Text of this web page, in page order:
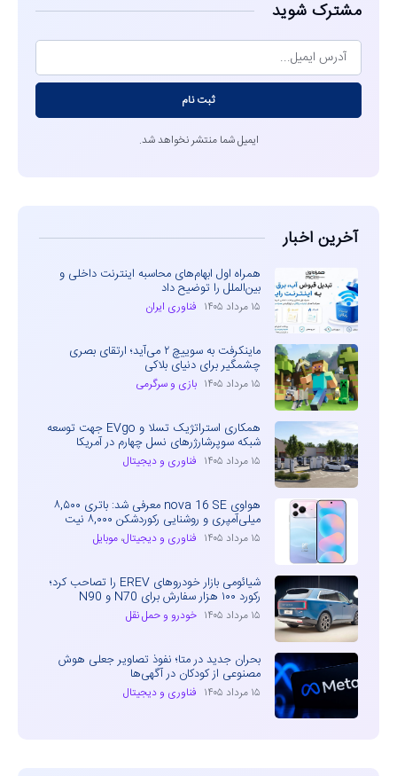
مشترک شوید
ثبت نام
ایمیل شما منتشر نخواهد شد.
آخرین اخبار
همراه اول ابهام‌های محاسبه اینترنت داخلی و
بین‌الملل را توضیح داد
۱۵ مرداد ۱۴۰۵ فناوری ایران
ماینکرفت به سوییچ ۲ می‌آید؛ ارتقای بصری
چشمگیر برای دنیای بلاکی
۱۵ مرداد ۱۴۰۵ بازی و سرگرمی
همکاری استراتژیک تسلا و EVgo جهت توسعه
شبکه سوپرشارژرهای نسل چهارم در آمریکا
۱۵ مرداد ۱۴۰۵ فناوری و دیجیتال
هواوی nova 16 SE معرفی شد: باتری ۸,۵۰۰
میلی‌آمپری و روشنایی رکوردشکن ۸,۰۰۰ نیت
۱۵ مرداد ۱۴۰۵ فناوری و دیجیتال، موبایل
شیائومی بازار خودروهای EREV را تصاحب کرد؛
رکورد ۱۰۰ هزار سفارش برای N70 و N90
۱۵ مرداد ۱۴۰۵ خودرو و حمل نقل
بحران جدید در متا؛ نفوذ تصاویر جعلی هوش
مصنوعی از کودکان در آگهی‌ها
۱۵ مرداد ۱۴۰۵ فناوری و دیجیتال